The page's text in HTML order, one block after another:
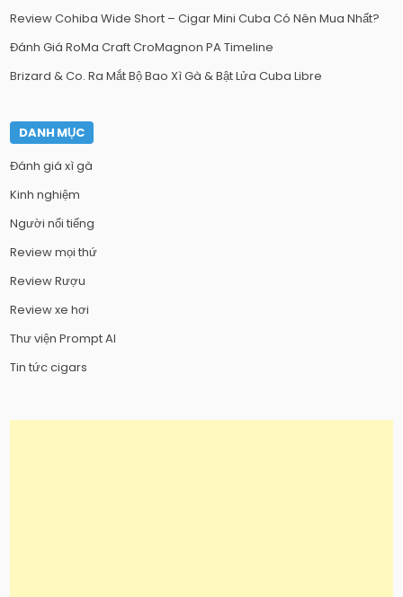
Review Cohiba Wide Short – Cigar Mini Cuba Có Nên Mua Nhất?
Đánh Giá RoMa Craft CroMagnon PA Timeline
Brizard & Co. Ra Mắt Bộ Bao Xì Gà & Bật Lửa Cuba Libre
DANH MỤC
Đánh giá xì gà
Kinh nghiệm
Người nổi tiếng
Review mọi thứ
Review Rượu
Review xe hơi
Thư viện Prompt AI
Tin tức cigars